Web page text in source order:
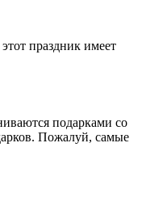
праздник имеет
подарками со
Пожалуй, самые